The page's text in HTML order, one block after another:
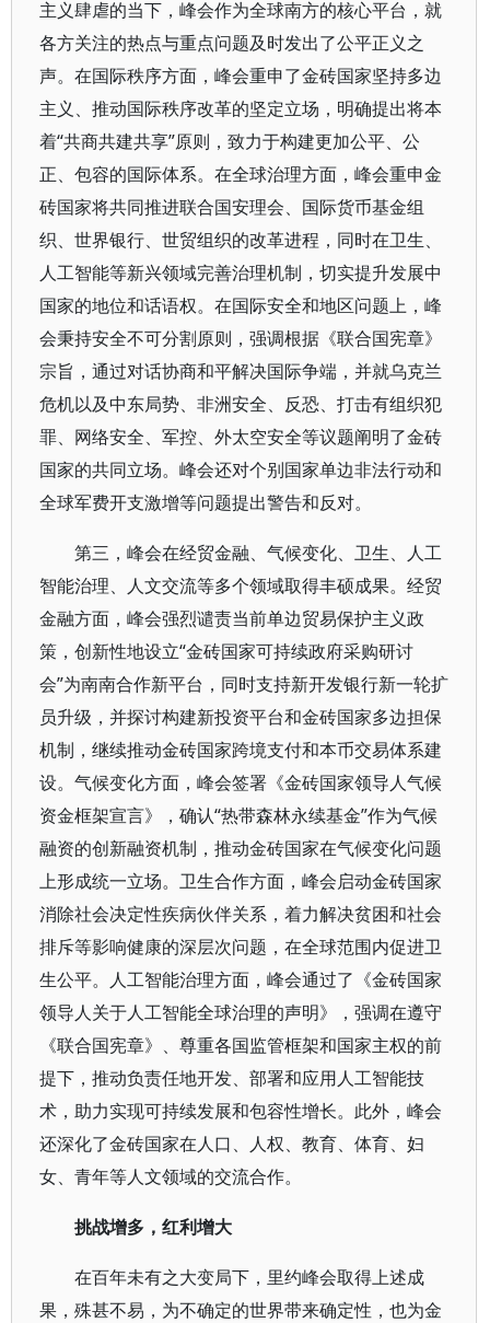
主义肆虐的当下，峰会作为全球南方的核心平台，就
各方关注的热点与重点问题及时发出了公平正义之
声。在国际秩序方面，峰会重申了金砖国家坚持多边
主义、推动国际秩序改革的坚定立场，明确提出将本
着“共商共建共享”原则，致力于构建更加公平、公
正、包容的国际体系。在全球治理方面，峰会重申金
砖国家将共同推进联合国安理会、国际货币基金组
织、世界银行、世贸组织的改革进程，同时在卫生、
人工智能等新兴领域完善治理机制，切实提升发展中
国家的地位和话语权。在国际安全和地区问题上，峰
会秉持安全不可分割原则，强调根据《联合国宪章》
宗旨，通过对话协商和平解决国际争端，并就乌克兰
危机以及中东局势、非洲安全、反恐、打击有组织犯
罪、网络安全、军控、外太空安全等议题阐明了金砖
国家的共同立场。峰会还对个别国家单边非法行动和
全球军费开支激增等问题提出警告和反对。
第三，峰会在经贸金融、气候变化、卫生、人工
智能治理、人文交流等多个领域取得丰硕成果。经贸
金融方面，峰会强烈谴责当前单边贸易保护主义政
策，创新性地设立“金砖国家可持续政府采购研讨
会”为南南合作新平台，同时支持新开发银行新一轮扩
员升级，并探讨构建新投资平台和金砖国家多边担保
机制，继续推动金砖国家跨境支付和本币交易体系建
设。气候变化方面，峰会签署《金砖国家领导人气候
资金框架宣言》，确认“热带森林永续基金”作为气候
融资的创新融资机制，推动金砖国家在气候变化问题
上形成统一立场。卫生合作方面，峰会启动金砖国家
消除社会决定性疾病伙伴关系，着力解决贫困和社会
排斥等影响健康的深层次问题，在全球范围内促进卫
生公平。人工智能治理方面，峰会通过了《金砖国家
领导人关于人工智能全球治理的声明》，强调在遵守
《联合国宪章》、尊重各国监管框架和国家主权的前
提下，推动负责任地开发、部署和应用人工智能技
术，助力实现可持续发展和包容性增长。此外，峰会
还深化了金砖国家在人口、人权、教育、体育、妇
女、青年等人文领域的交流合作。
挑战增多，红利增大
在百年未有之大变局下，里约峰会取得上述成
果，殊甚不易，为不确定的世界带来确定性，也为金